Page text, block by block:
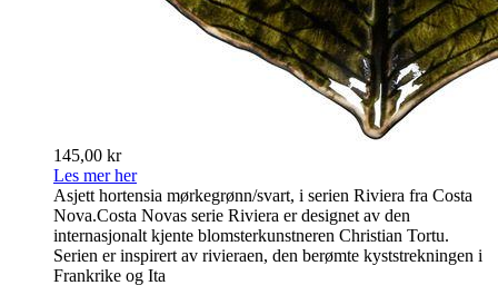
145,00 kr
Les mer her
Asjett hortensia mørkegrønn/svart, i serien Riviera fra Costa
Nova.Costa Novas serie Riviera er designet av den
internasjonalt kjente blomsterkunstneren Christian Tortu.
Serien er inspirert av rivieraen, den berømte kyststrekningen i
Frankrike og Ita